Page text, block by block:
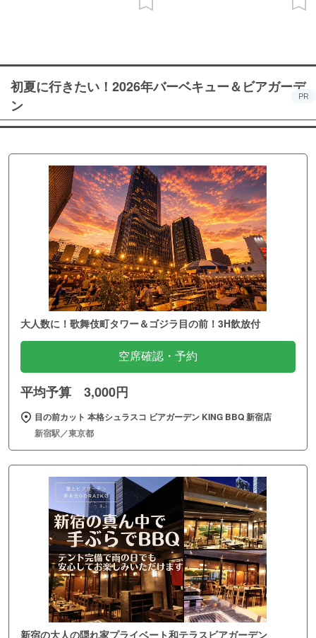
初夏に行きたい！2026年バーベキュー＆ビアガーデ
ン
PR
大人数に！歌舞伎町タワー＆ゴジラ目の前！3H飲放付
空席確認・予約
平均予算 3,000円
目の前カット 本格シュラスコ ビアガーデン KING BBQ 新宿店
新宿駅／東京都
新宿の大人の隠れ家プライベート和テラスビアガーデン